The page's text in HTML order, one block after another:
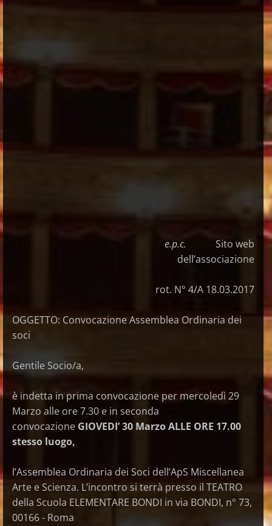
e.p.c. Sito web
dell’associazione
rot. N° 4/A 18.03.2017
OGGETTO: Convocazione Assemblea Ordinaria dei
soci
Gentile Socio/a,
è indetta in prima convocazione per mercoledì 29
Marzo alle ore 7.30 e in seconda
convocazione GIOVEDI’ 30 Marzo ALLE ORE 17.00
stesso luogo,
l’Assemblea Ordinaria dei Soci dell’ApS Miscellanea
Arte e Scienza. L’incontro si terrà presso il TEATRO
della Scuola ELEMENTARE BONDI in via BONDI, n° 73,
00166 - Roma